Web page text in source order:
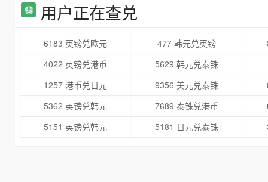
用户正在查兑
6183 英镑兑欧元 477 韩元兑英镑
4022 英镑兑港币
5629 韩元兑泰铢
1257 港币兑日元
9356 美元兑泰铢
5362 英镑兑韩元
7689 泰铢兑港币
5151 英镑兑韩元
5181 日元兑泰铢